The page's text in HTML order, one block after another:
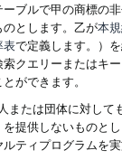
ブルで甲の商標の
のとします。乙が本
表で定義します。）
クエリーまたはキ
ができます。
または団体に対し
提供しないものと
ティプログラムを